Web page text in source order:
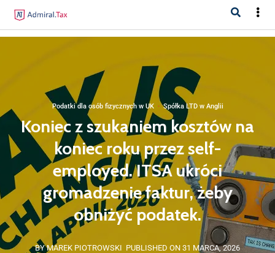
Podatki dla osób fizycznych w UK·Spółka LTD w Anglii
Koniec z szukaniem kosztów na
koniec roku przez self-
employed. ITSA ukróci
gromadzenie faktur, żeby
obniżyć podatek.
BY MAREK PIOTROWSKI PUBLISHED ON 31 MARCA, 2026